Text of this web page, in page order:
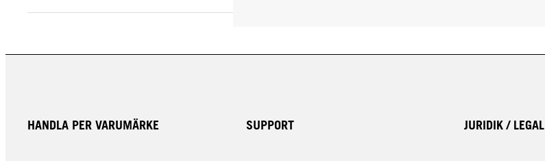
HANDLA PER VARUMÄRKE SUPPORT JURIDIK / LEGAL